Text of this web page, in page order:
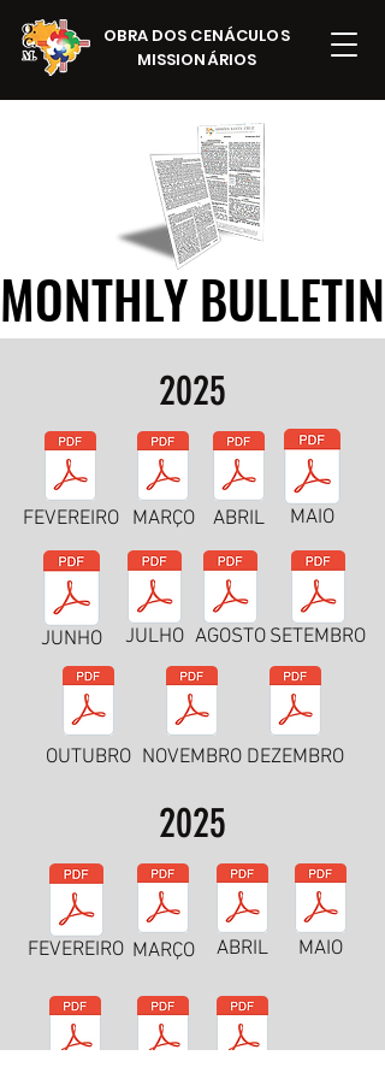
OBRA DOS CENÁCULOS
MISSIONÁRIOS
MONTHLY BULLETIN
MONTHLY BULLETIN
2025
FEVEREIRO MARÇO ABRIL MAIO
JUNHO
OUTUBRO
JULHO AGOSTO SETEMBRO
NOVEMBRO DEZEMBRO
2025
FEVEREIRO MARÇO ABRIL MAIO